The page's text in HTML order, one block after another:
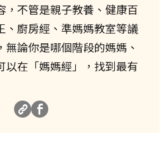
，不管是親子教養、健康百
、廚房經、準媽媽教室等議
論你是哪個階段的媽媽、
以在「媽媽經」，找到最有